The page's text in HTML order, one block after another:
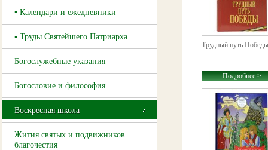
▪ Календари и ежедневники
▪ Труды Святейшего Патриарха
Богослужебные указания
Богословие и философия
Воскресная школа
Жития святых и подвижников
благочестия
Трудный путь Победы
Подробнее >